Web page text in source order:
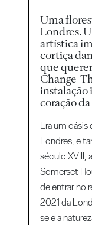
Uma
Londres.
artística
cortiça
que
Change
instalação
coração
Era um
Londres, e
século XVIII,
Somerset
de entrar no
2021 da
se e a